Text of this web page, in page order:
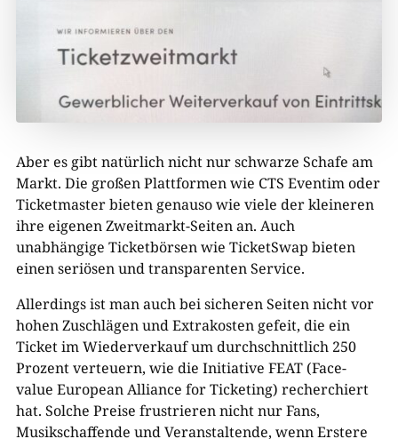
Aber es gibt natürlich nicht nur schwarze Schafe am
Markt. Die großen Plattformen wie CTS Eventim oder
Ticketmaster bieten genauso wie viele der kleineren
ihre eigenen Zweitmarkt-Seiten an. Auch
unabhängige Ticketbörsen wie TicketSwap bieten
einen seriösen und transparenten Service.
Allerdings ist man auch bei sicheren Seiten nicht vor
hohen Zuschlägen und Extrakosten gefeit, die ein
Ticket im Wiederverkauf um durchschnittlich 250
Prozent verteuern, wie die Initiative FEAT (Face-
value European Alliance for Ticketing) recherchiert
hat. Solche Preise frustrieren nicht nur Fans,
Musikschaffende und Veranstaltende, wenn Erstere